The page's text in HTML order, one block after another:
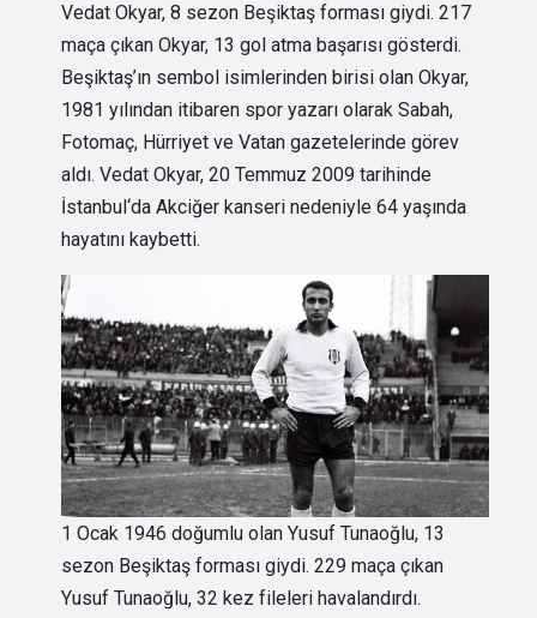
Vedat Okyar, 8 sezon Beşiktaş forması giydi. 217
maça çıkan Okyar, 13 gol atma başarısı gösterdi.
Beşiktaş’ın sembol isimlerinden birisi olan Okyar,
1981 yılından itibaren spor yazarı olarak Sabah,
Fotomaç, Hürriyet ve Vatan gazetelerinde görev
aldı. Vedat Okyar, 20 Temmuz 2009 tarihinde
İstanbul‘da Akciğer kanseri nedeniyle 64 yaşında
hayatını kaybetti.
1 Ocak 1946 doğumlu olan Yusuf Tunaoğlu, 13
sezon Beşiktaş forması giydi. 229 maça çıkan
Yusuf Tunaoğlu, 32 kez fileleri havalandırdı.